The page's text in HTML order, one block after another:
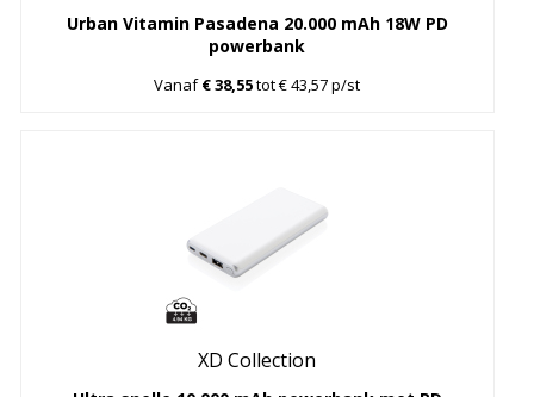
Urban Vitamin Pasadena 20.000 mAh 18W PD
powerbank
Vanaf€ 38,55tot € 43,57 p/st
XD Collection